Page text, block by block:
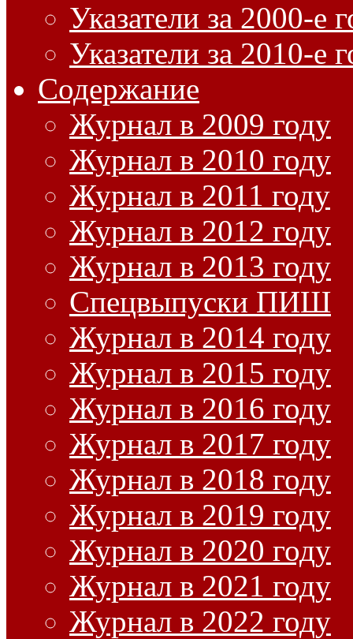
Указатели за 2000-е
Указатели за 2010-е
Содержание
Журнал в 2009 году
Журнал в 2010 году
Журнал в 2011 году
Журнал в 2012 году
Журнал в 2013 году
Спецвыпуски ПИШ
Журнал в 2014 году
Журнал в 2015 году
Журнал в 2016 году
Журнал в 2017 году
Журнал в 2018 году
Журнал в 2019 году
Журнал в 2020 году
Журнал в 2021 году
Журнал в 2022 году